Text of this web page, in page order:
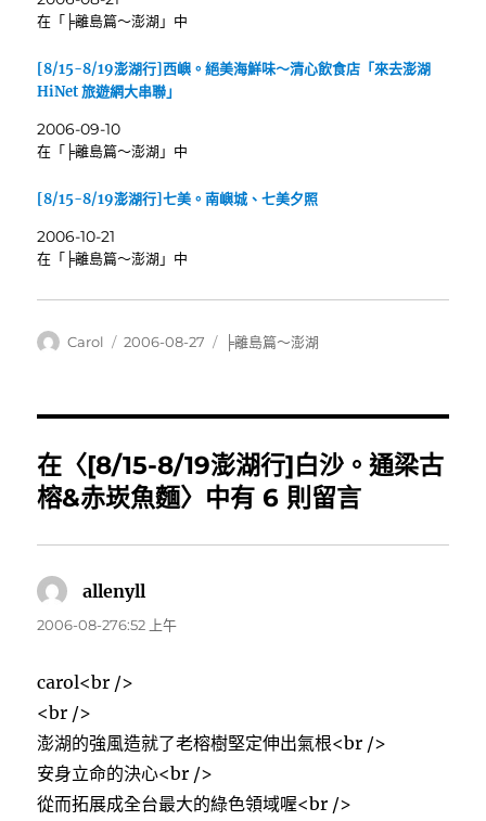
在「╞離島篇～澎湖」中
[8/15-8/19澎湖行]西嶼。絕美海鮮味～清心飲食店「來去澎湖
HiNet 旅遊網大串聯」
2006-09-10
在「╞離島篇～澎湖」中
[8/15-8/19澎湖行]七美。南嶼城、七美夕照
2006-10-21
在「╞離島篇～澎湖」中
作
Carol
發
2006-08-27
分
╞離島篇～澎湖
在〈[8/15-8/19澎湖行]白沙。通梁古
榕&赤崁魚麵〉中有 6 則留言
allenyll
示:
2006-08-276:52 上午
carol<br />
<br />
澎湖的強風造就了老榕樹堅定伸出氣根<br />
安身立命的決心<br />
從而拓展成全台最大的綠色領域喔<br />